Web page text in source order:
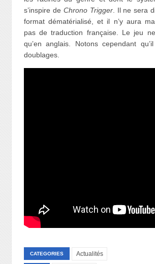
s’inspire de Chrono Trigger. Il ne sera
format dématérialisé, et il n’y aura
pas de traduction française. Le jeu
qu’en anglais. Notons cependant
doublages.
CATEGORIES Actualités